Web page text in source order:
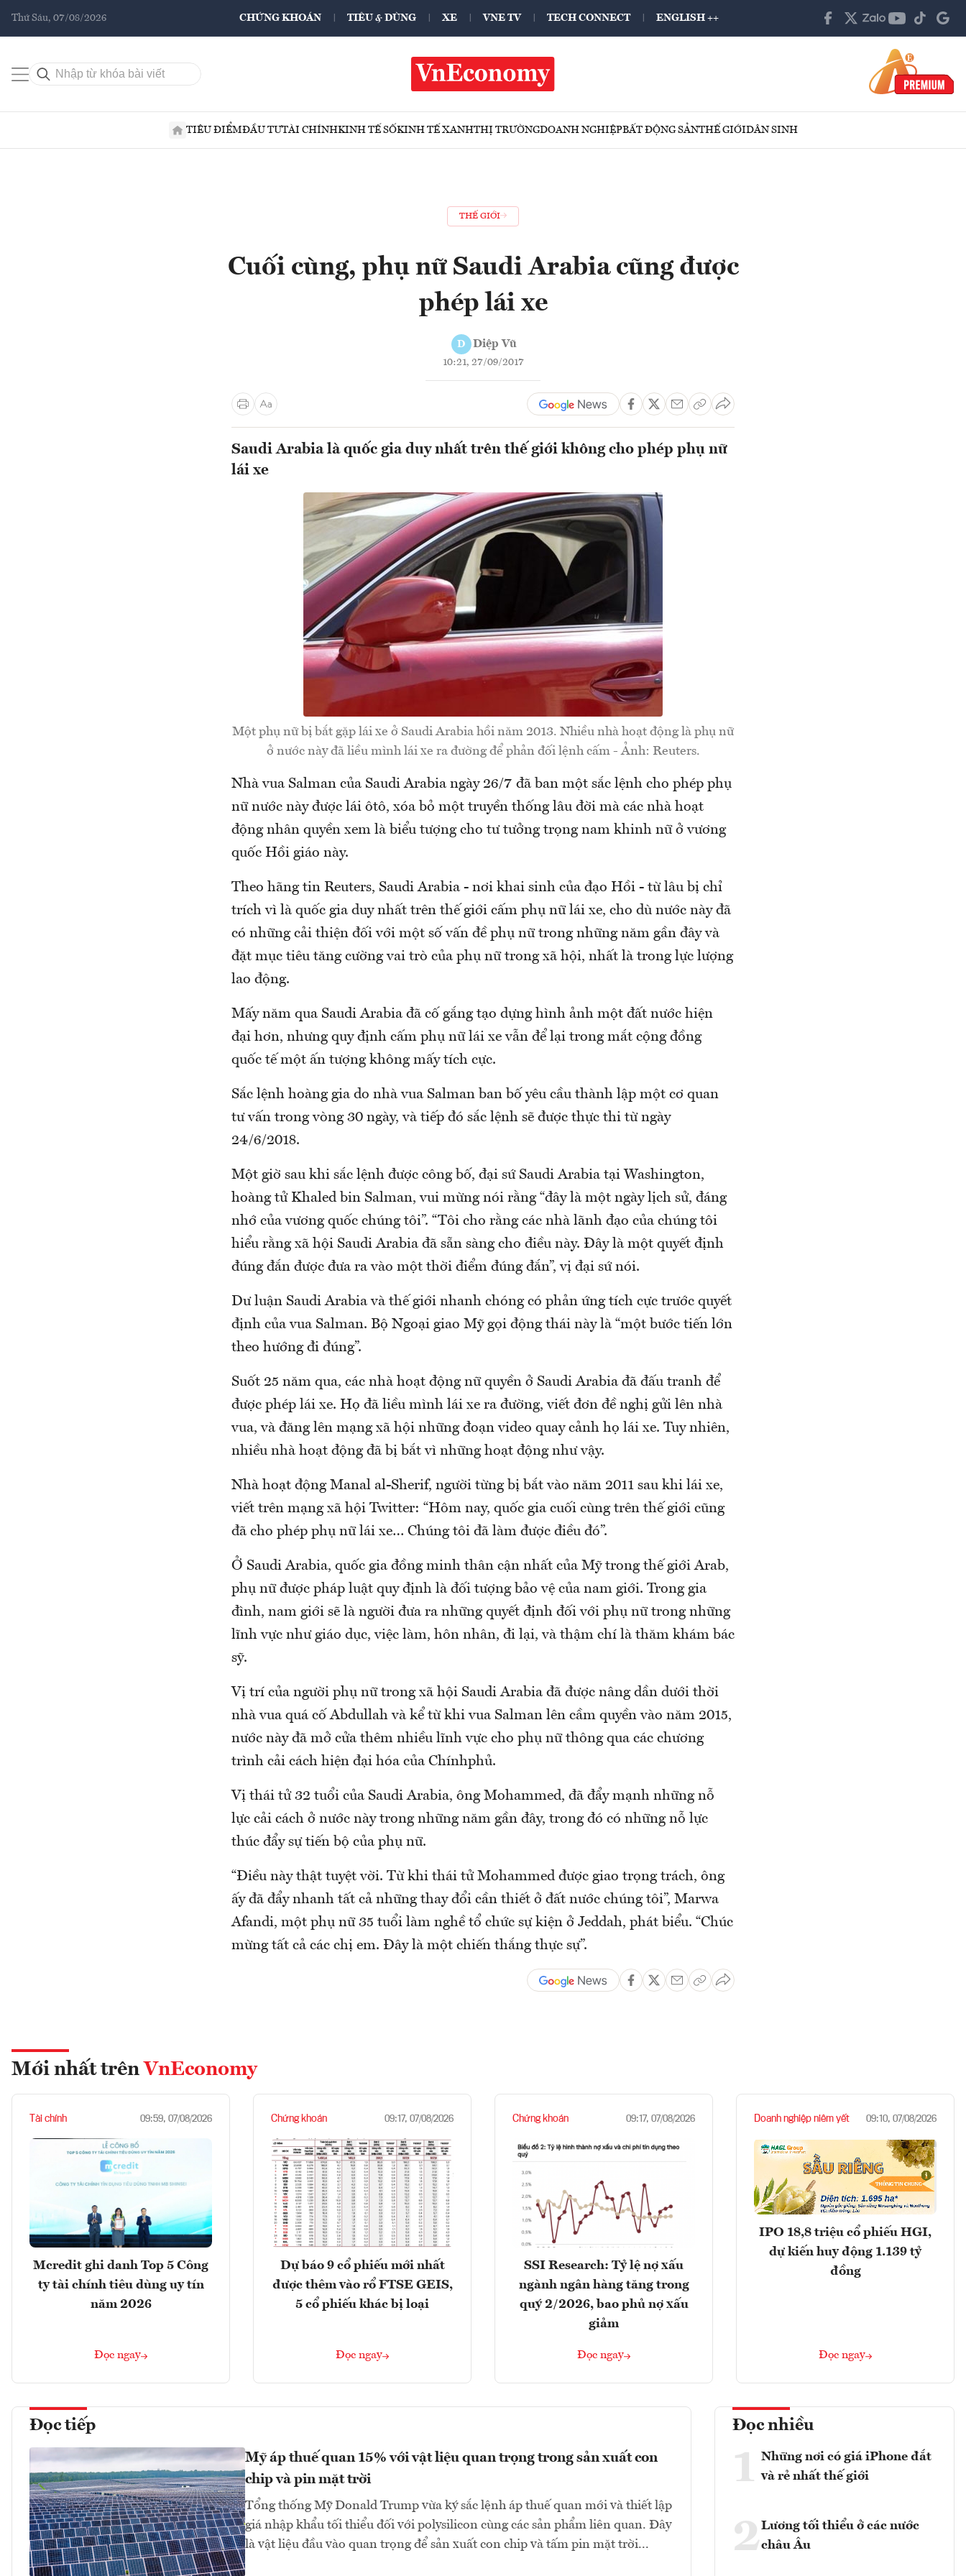
Thứ Sáu, 07/08/2026 CHỨNG KHOÁN TIÊU & DÙNG XE VNE TV TECH CONNECT ENGLISH ++
TIÊU ĐIỂMĐẦU TƯTÀI CHÍNHKINH TẾ SỐKINH TẾ XANHTHỊ TRƯỜNGDOANH NGHIỆPBẤT ĐỘNG SẢNTHẾ GIỚIDÂN SINH
THẾ GIỚI
Cuối cùng, phụ nữ Saudi Arabia cũng được
phép lái xe
D Diệp Vũ
10:21, 27/09/2017
Saudi Arabia là quốc gia duy nhất trên thế giới không cho phép phụ nữ
lái xe
Một phụ nữ bị bắt gặp lái xe ở Saudi Arabia hồi năm 2013. Nhiều nhà hoạt động là phụ nữ
ở nước này đã liều mình lái xe ra đường để phản đối lệnh cấm - Ảnh: Reuters.
Nhà vua Salman của Saudi Arabia ngày 26/7 đã ban một sắc lệnh cho phép phụ
nữ nước này được lái ôtô, xóa bỏ một truyền thống lâu đời mà các nhà hoạt
động nhân quyền xem là biểu tượng cho tư tưởng trọng nam khinh nữ ở vương
quốc Hồi giáo này.
Theo hãng tin Reuters, Saudi Arabia - nơi khai sinh của đạo Hồi - từ lâu bị chỉ
trích vì là quốc gia duy nhất trên thế giới cấm phụ nữ lái xe, cho dù nước này đã
có những cải thiện đối với một số vấn đề phụ nữ trong những năm gần đây và
đặt mục tiêu tăng cường vai trò của phụ nữ trong xã hội, nhất là trong lực lượng
lao động.
Mấy năm qua Saudi Arabia đã cố gắng tạo dựng hình ảnh một đất nước hiện
đại hơn, nhưng quy định cấm phụ nữ lái xe vẫn để lại trong mắt cộng đồng
quốc tế một ấn tượng không mấy tích cực.
Sắc lệnh hoàng gia do nhà vua Salman ban bố yêu cầu thành lập một cơ quan
tư vấn trong vòng 30 ngày, và tiếp đó sắc lệnh sẽ được thực thi từ ngày
24/6/2018.
Một giờ sau khi sắc lệnh được công bố, đại sứ Saudi Arabia tại Washington,
hoàng tử Khaled bin Salman, vui mừng nói rằng “đây là một ngày lịch sử, đáng
nhớ của vương quốc chúng tôi”. “Tôi cho rằng các nhà lãnh đạo của chúng tôi
hiểu rằng xã hội Saudi Arabia đã sẵn sàng cho điều này. Đây là một quyết định
đúng đắn được đưa ra vào một thời điểm đúng đắn”, vị đại sứ nói.
Dư luận Saudi Arabia và thế giới nhanh chóng có phản ứng tích cực trước quyết
định của vua Salman. Bộ Ngoại giao Mỹ gọi động thái này là “một bước tiến lớn
theo hướng đi đúng”.
Suốt 25 năm qua, các nhà hoạt động nữ quyền ở Saudi Arabia đã đấu tranh để
được phép lái xe. Họ đã liều mình lái xe ra đường, viết đơn đề nghị gửi lên nhà
vua, và đăng lên mạng xã hội những đoạn video quay cảnh họ lái xe. Tuy nhiên,
nhiều nhà hoạt động đã bị bắt vì những hoạt động như vậy.
Nhà hoạt động Manal al-Sherif, người từng bị bắt vào năm 2011 sau khi lái xe,
viết trên mạng xã hội Twitter: “Hôm nay, quốc gia cuối cùng trên thế giới cũng
đã cho phép phụ nữ lái xe… Chúng tôi đã làm được điều đó”.
Ở Saudi Arabia, quốc gia đồng minh thân cận nhất của Mỹ trong thế giới Arab,
phụ nữ được pháp luật quy định là đối tượng bảo vệ của nam giới. Trong gia
đình, nam giới sẽ là người đưa ra những quyết định đối với phụ nữ trong những
lĩnh vực như giáo dục, việc làm, hôn nhân, đi lại, và thậm chí là thăm khám bác
sỹ.
Vị trí của người phụ nữ trong xã hội Saudi Arabia đã được nâng dần dưới thời
nhà vua quá cố Abdullah và kể từ khi vua Salman lên cầm quyền vào năm 2015,
nước này đã mở cửa thêm nhiều lĩnh vực cho phụ nữ thông qua các chương
trình cải cách hiện đại hóa của Chínhphủ.
Vị thái tử 32 tuổi của Saudi Arabia, ông Mohammed, đã đẩy mạnh những nỗ
lực cải cách ở nước này trong những năm gần đây, trong đó có những nỗ lực
thúc đẩy sự tiến bộ của phụ nữ.
“Điều này thật tuyệt vời. Từ khi thái tử Mohammed được giao trọng trách, ông
ấy đã đẩy nhanh tất cả những thay đổi cần thiết ở đất nước chúng tôi”, Marwa
Afandi, một phụ nữ 35 tuổi làm nghề tổ chức sự kiện ở Jeddah, phát biểu. “Chúc
mừng tất cả các chị em. Đây là một chiến thắng thực sự”.
Mới nhất trên VnEconomy
Tài chính 09:59, 07/08/2026
Mcredit ghi danh Top 5 Công
ty tài chính tiêu dùng uy tín
năm 2026
Đọc ngay
Chứng khoán 09:17, 07/08/2026
Dự báo 9 cổ phiếu mới nhất
được thêm vào rổ FTSE GEIS,
5 cổ phiếu khác bị loại
Đọc ngay
Chứng khoán 09:17, 07/08/2026
SSI Research: Tỷ lệ nợ xấu
ngành ngân hàng tăng trong
quý 2/2026, bao phủ nợ xấu
giảm
Đọc ngay
Doanh nghiệp niêm yết 09:10, 07/08/2026
IPO 18,8 triệu cổ phiếu HGI,
dự kiến huy động 1.139 tỷ
đồng
Đọc ngay
Đọc tiếp
Mỹ áp thuế quan 15% với vật liệu quan trọng trong sản xuất con
chip và pin mặt trời
Tổng thống Mỹ Donald Trump vừa ký sắc lệnh áp thuế quan mới và thiết lập
giá nhập khẩu tối thiểu đối với polysilicon cùng các sản phẩm liên quan. Đây
là vật liệu đầu vào quan trọng để sản xuất con chip và tấm pin mặt trời...
Đọc nhiều
1 Những nơi có giá iPhone đắt
và rẻ nhất thế giới
2Lương tối thiểu ở các nước
châu Âu